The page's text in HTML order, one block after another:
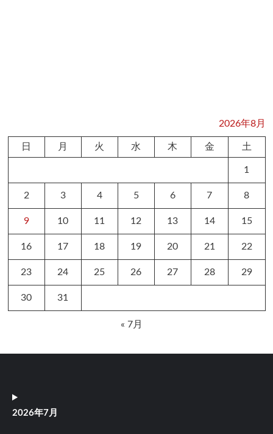
2026年8月
日 月 火 水 木 金 土
1
2 3 4 5 6 7 8
9 10 11 12 13 14 15
16 17 18 19 20 21 22
23 24 25 26 27 28 29
30 31
« 7月
2026年7月